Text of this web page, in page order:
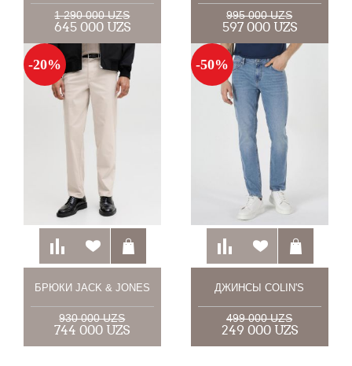
1 290 000 UZS
645 000 UZS
995 000 UZS
597 000 UZS
-20%
БРЮКИ JACK & JONES
930 000 UZS
744 000 UZS
-50%
ДЖИНСЫ COLIN'S
499 000 UZS
249 000 UZS